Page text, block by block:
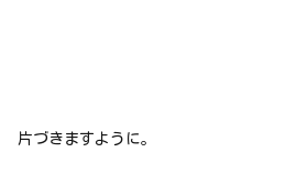
片づきますように。